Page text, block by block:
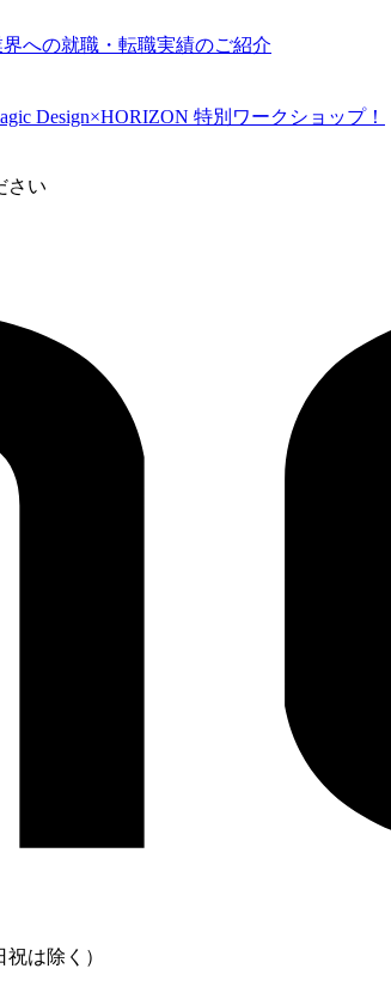
界への就職・転職実績のご紹介
Design×HORIZON 特別ワークショップ！
さい
は除く）